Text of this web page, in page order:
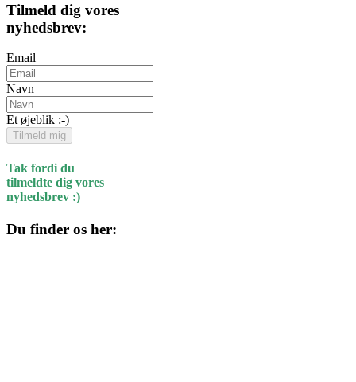
Tilmeld dig vores
nyhedsbrev:
Email
Navn
Et øjeblik :-)
Tilmeld mig
Tak fordi du
tilmeldte dig vores
nyhedsbrev :)
Du finder os her: